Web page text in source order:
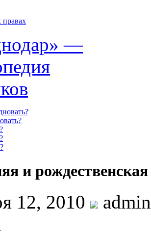
правах
и
12, 2010 admin